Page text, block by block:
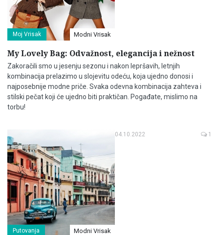
Moj Vrisak Modni Vrisak
My Lovely Bag: Odvažnost, elegancija i nežnost
Zakoračili smo u jesenju sezonu i nakon lepršavih, letnjih
kombinacija prelazimo u slojevitu odeću, koja ujedno donosi i
najposebnije modne priče. Svaka odevna kombinacija zahteva i
stilski pečat koji će ujedno biti praktičan. Pogađate, mislimo na
torbu!
Putovanja Modni Vrisak
04.10.2022 1